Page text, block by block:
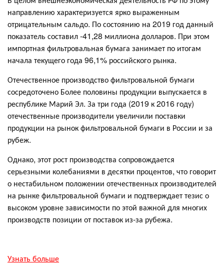
направлению характеризуется ярко выраженным
отрицательным сальдо. По состоянию на 2019 год данный
показатель составил -41,28 миллиона долларов. При этом
импортная фильтровальная бумага занимает по итогам
начала текущего года 96,1% российского рынка.
Отечественное производство фильтровальной бумаги
сосредоточено Более половины продукции выпускается в
республике Марий Эл. За три года (2019 к 2016 году)
отечественные производители увеличили поставки
продукции на рынок фильтровальной бумаги в России и за
рубеж.
Однако, этот рост производства сопровождается
серьезными колебаниями в десятки процентов, что говорит
о нестабильном положении отечественных производителей
на рынке фильтровальной бумаги и подтверждает тезис о
высоком уровне зависимости по этой важной для многих
производств позиции от поставок из-за рубежа.
Узнать больше